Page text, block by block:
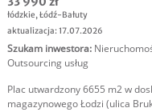
łódzkie,Łódź-Bałuty
aktualizacja: 17.07.2026
Szukam inwestora:
Outsourcing usług
Plac utwardzony 6655 m2 w
magazynowego Łodzi (ulica